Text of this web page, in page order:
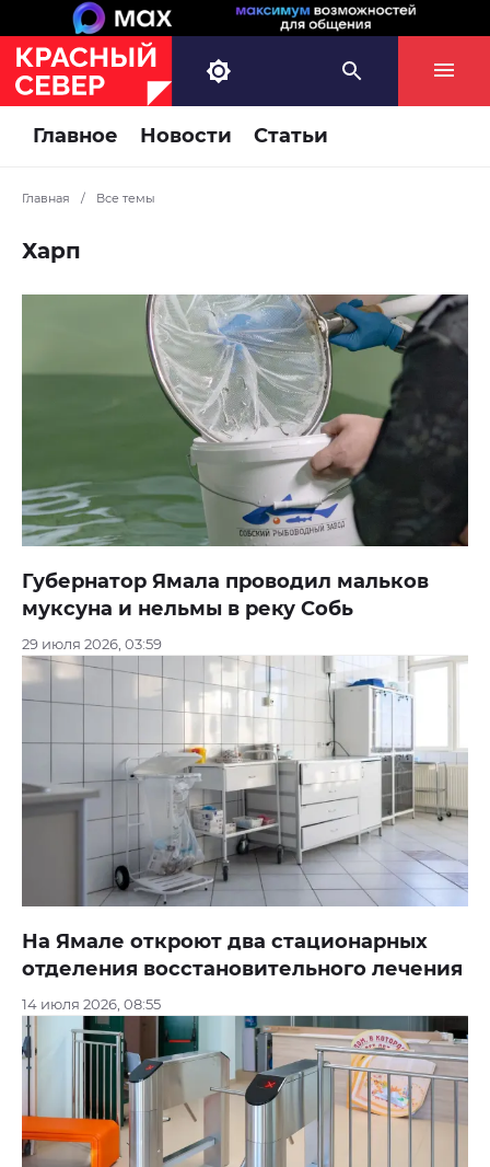
Главное Новости Статьи
Главная / Все темы
Харп
Губернатор Ямала проводил мальков
муксуна и нельмы в реку Собь
29 июля 2026, 03:59
На Ямале откроют два стационарных
отделения восстановительного лечения
14 июля 2026, 08:55